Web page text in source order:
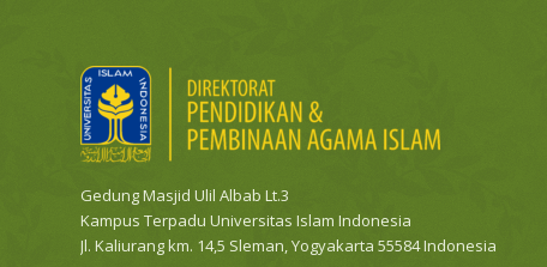
Gedung Masjid Ulil Albab Lt.3
Kampus Terpadu Universitas Islam Indonesia
Jl. Kaliurang km. 14,5 Sleman, Yogyakarta 55584 Indonesia